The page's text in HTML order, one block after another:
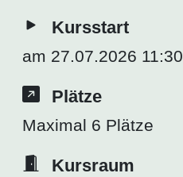
Kursstart
am 27.07.2026 11:30
Plätze
Maximal 6 Plätze
Kursraum